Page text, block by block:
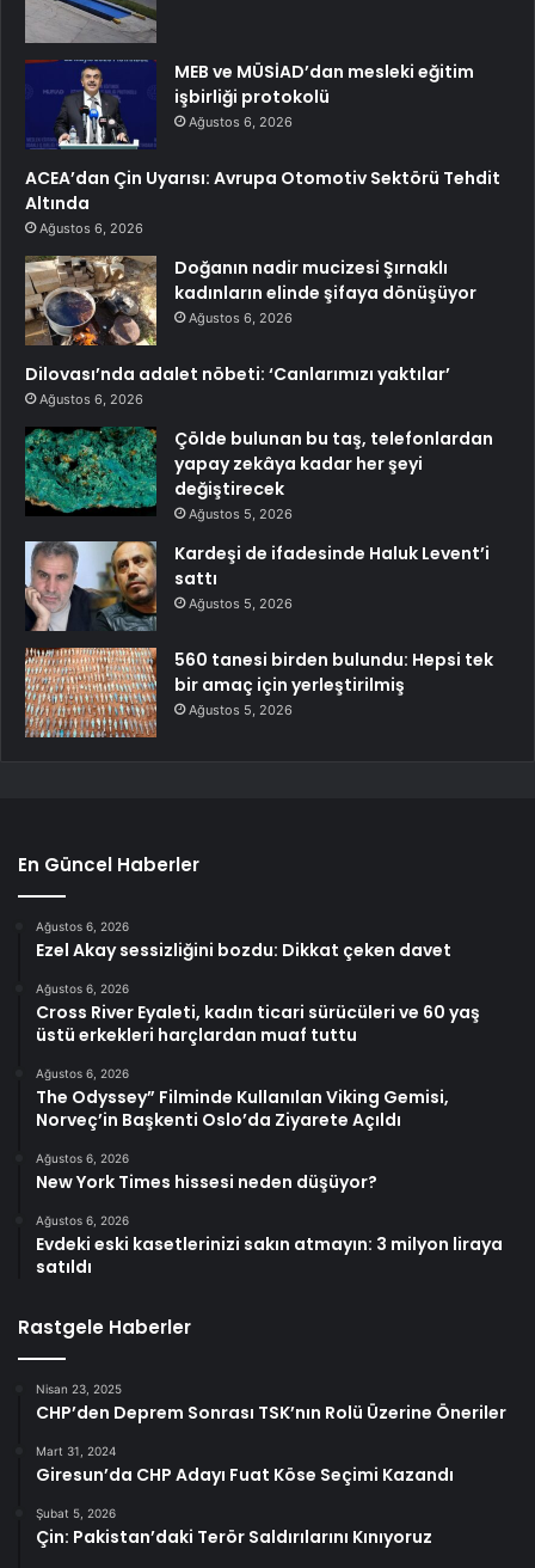
MEB ve MÜSİAD’dan mesleki eğitim
işbirliği protokolü
Ağustos 6, 2026
ACEA’dan Çin Uyarısı: Avrupa Otomotiv Sektörü Tehdit
Altında
Ağustos 6, 2026
Doğanın nadir mucizesi Şırnaklı
kadınların elinde şifaya dönüşüyor
Ağustos 6, 2026
Dilovası’nda adalet nöbeti: ‘Canlarımızı yaktılar’
Ağustos 6, 2026
Çölde bulunan bu taş, telefonlardan
yapay zekâya kadar her şeyi
değiştirecek
Ağustos 5, 2026
Kardeşi de ifadesinde Haluk Levent’i
sattı
Ağustos 5, 2026
560 tanesi birden bulundu: Hepsi tek
bir amaç için yerleştirilmiş
Ağustos 5, 2026
En Güncel Haberler
Ağustos 6, 2026
Ezel Akay sessizliğini bozdu: Dikkat çeken davet
Ağustos 6, 2026
Cross River Eyaleti, kadın ticari sürücüleri ve 60 yaş
üstü erkekleri harçlardan muaf tuttu
Ağustos 6, 2026
The Odyssey” Filminde Kullanılan Viking Gemisi,
Norveç’in Başkenti Oslo’da Ziyarete Açıldı
Ağustos 6, 2026
New York Times hissesi neden düşüyor?
Ağustos 6, 2026
Evdeki eski kasetlerinizi sakın atmayın: 3 milyon liraya
satıldı
Rastgele Haberler
Nisan 23, 2025
CHP’den Deprem Sonrası TSK’nın Rolü Üzerine Öneriler
Mart 31, 2024
Giresun’da CHP Adayı Fuat Köse Seçimi Kazandı
Şubat 5, 2026
Çin: Pakistan’daki Terör Saldırılarını Kınıyoruz